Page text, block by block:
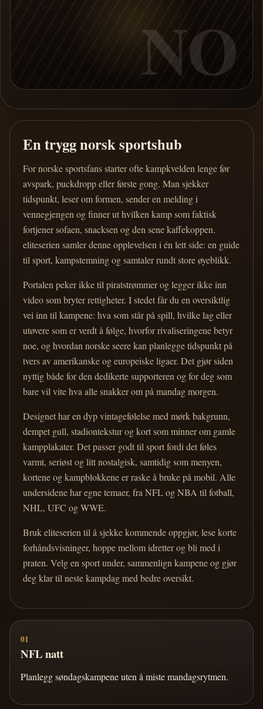
NO
En trygg norsk sportshub
For norske sportsfans starter ofte kampkvelden lenge før
avspark, puckdropp eller første gong. Man sjekker
tidspunkt, leser om formen, sender en melding i
vennegjengen og finner ut hvilken kamp som faktisk
fortjener sofaen, snacksen og den sene kaffekoppen.
eliteserien samler denne opplevelsen i én lett side: en guide
til sport, kampstemning og samtaler rundt store øyeblikk.
Portalen peker ikke til piratstrømmer og legger ikke inn
video som bryter rettigheter. I stedet får du en oversiktlig
vei inn til kampene: hva som står på spill, hvilke lag eller
utøvere som er verdt å følge, hvorfor rivaliseringene betyr
noe, og hvordan norske seere kan planlegge tidspunkt på
tvers av amerikanske og europeiske ligaer. Det gjør siden
nyttig både for den dedikerte supporteren og for deg som
bare vil vite hva alle snakker om på mandag morgen.
Designet har en dyp vintagefølelse med mørk bakgrunn,
dempet gull, stadiontekstur og kort som minner om gamle
kampplakater. Det passer godt til sport fordi det føles
varmt, seriøst og litt nostalgisk, samtidig som menyen,
kortene og kampblokkene er raske å bruke på mobil. Alle
undersidene har egne temaer, fra NFL og NBA til fotball,
NHL, UFC og WWE.
Bruk eliteserien til å sjekke kommende oppgjør, lese korte
forhåndsvisninger, hoppe mellom idretter og bli med i
praten. Velg en sport under, sammenlign kampene og gjør
deg klar til neste kampdag med bedre oversikt.
01
NFL natt
Planlegg søndagskampene uten å miste mandagsrytmen.